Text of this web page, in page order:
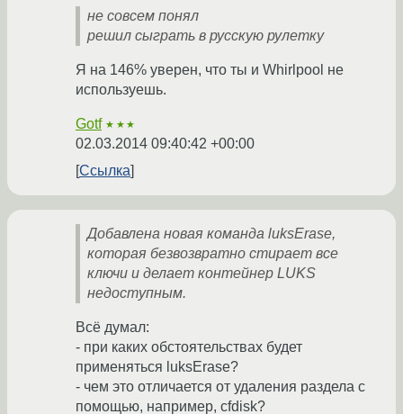
не совсем понял
решил сыграть в русскую рулетку
Я на 146% уверен, что ты и Whirlpool не
используешь.
Gotf ★★★
02.03.2014 09:40:42 +00:00
Ссылка
Добавлена новая команда luksErase,
которая безвозвратно стирает все
ключи и делает контейнер LUKS
недоступным.
Всё думал:
- при каких обстоятельствах будет
применяться luksErase?
- чем это отличается от удаления раздела с
помощью, например, cfdisk?